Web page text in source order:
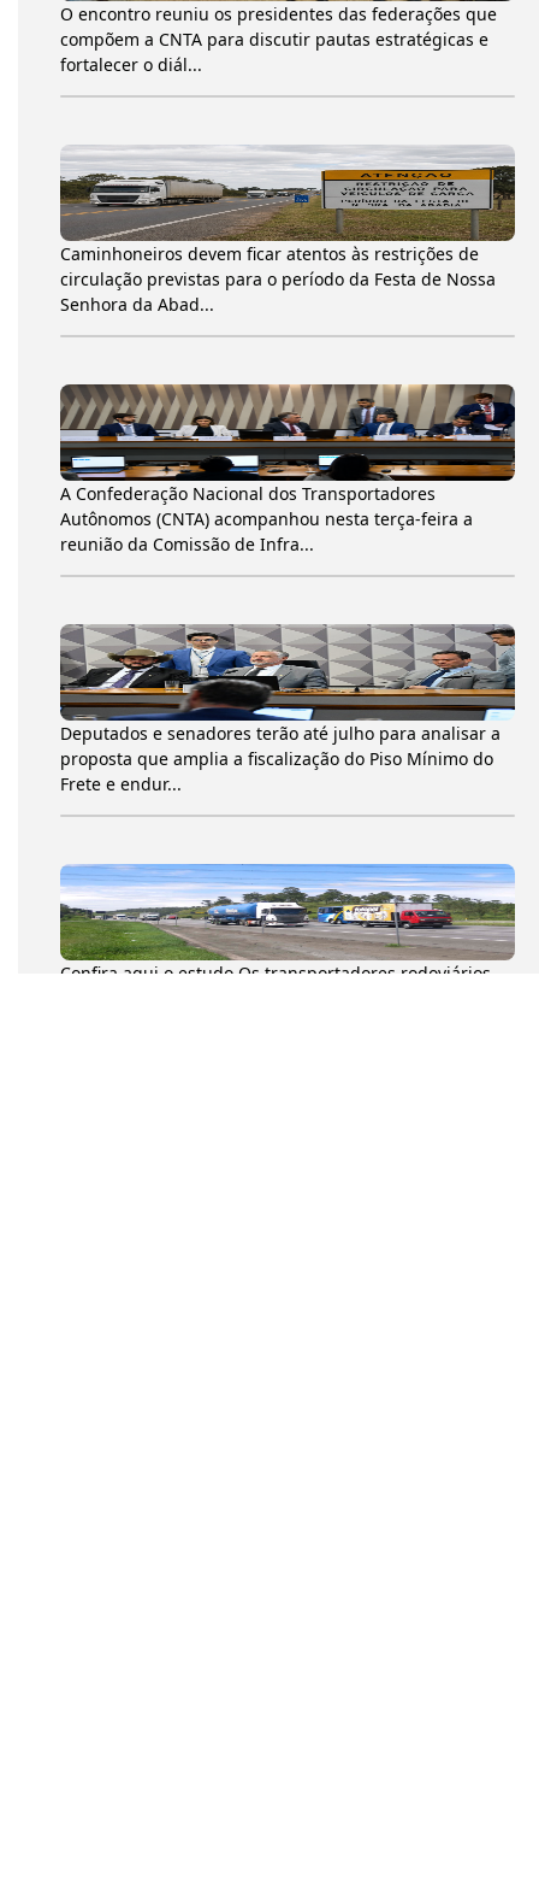
O encontro reuniu os presidentes das federações que
compõem a CNTA para discutir pautas estratégicas e
fortalecer o diál...
Caminhoneiros devem ficar atentos às restrições de
circulação previstas para o período da Festa de Nossa
Senhora da Abad...
A Confederação Nacional dos Transportadores
Autônomos (CNTA) acompanhou nesta terça-feira a
reunião da Comissão de Infra...
Deputados e senadores terão até julho para analisar a
proposta que amplia a fiscalização do Piso Mínimo do
Frete e endur...
Confira aqui o estudo Os transportadores rodoviários